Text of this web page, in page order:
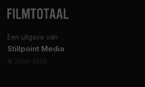
Een uitgave van
Stillpoint Media
© 2000–2026